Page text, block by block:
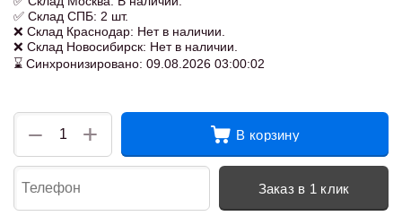
✅ Склад СПБ: 2 шт.
❌ Склад Краснодар: Нет в наличии.
❌ Склад Новосибирск: Нет в наличии.
⌛ Синхронизировано: 09.08.2026 03:00:02
+
− В корзину
Заказ в 1 клик